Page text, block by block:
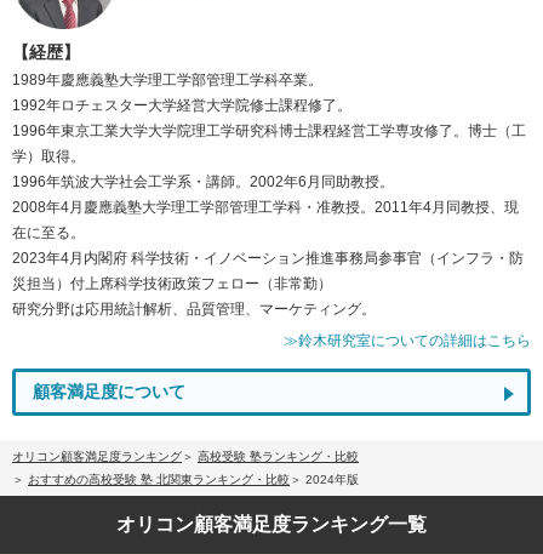
【経歴】
1989年慶應義塾大学理工学部管理工学科卒業。
1992年ロチェスター大学経営大学院修士課程修了。
1996年東京工業大学大学院理工学研究科博士課程経営工学専攻修了。博士（工
学）取得。
1996年筑波大学社会工学系・講師。2002年6月同助教授。
2008年4月慶應義塾大学理工学部管理工学科・准教授。2011年4月同教授、現
在に至る。
2023年4月内閣府 科学技術・イノベーション推進事務局参事官（インフラ・防
災担当）付上席科学技術政策フェロー（非常勤）
研究分野は応用統計解析、品質管理、マーケティング。
≫鈴木研究室についての詳細はこちら
顧客満足度について
オリコン顧客満足度ランキング
高校受験 塾ランキング・比較
おすすめの高校受験 塾 北関東ランキング・比較
2024年版
オリコン顧客満足度ランキング一覧